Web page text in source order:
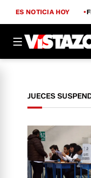
ES NOTICIA HOY
JUECES